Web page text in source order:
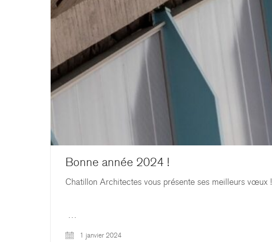
Bonne année 2024 !
Chatillon Architectes vous présente ses meilleurs vœux !
…
1 janvier 2024